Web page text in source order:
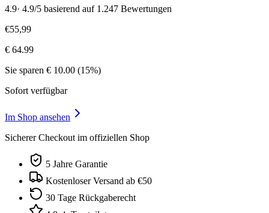
4.9· 4.9/5 basierend auf 1.247 Bewertungen
€55,99
€ 64.99
Sie sparen € 10.00 (15%)
Sofort verfügbar
Im Shop ansehen
Sicherer Checkout im offiziellen Shop
5 Jahre Garantie
Kostenloser Versand ab €50
30 Tage Rückgaberecht